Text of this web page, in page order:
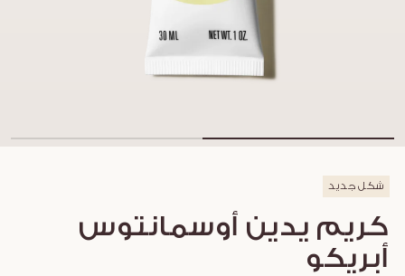
شكل جديد
كريم يدين أوسمانتوس
أبريكو